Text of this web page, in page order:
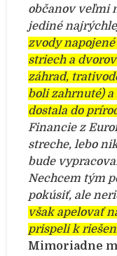
občanov veľmi
jediné
zvody
striech a
záhrad,
boli zahrnuté) a
dostala do
Financie z
streche, lebo
bude
Nechcem tým
pokúsiť, ale
však apelovať
prispeli k
Mimoriadne